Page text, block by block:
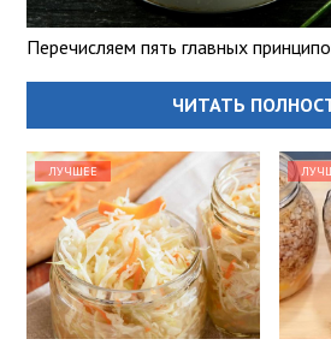
Перечисляем пять главных
ЧИТАТЬ
ЛУЧШЕЕ